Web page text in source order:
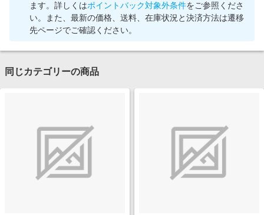
ます。詳しくはポイントバック対象外条件をご参照くださ
い。また、最新の価格、送料、在庫状況と決済方法は遷移
先ページでご確認ください。
同じカテゴリーの商品